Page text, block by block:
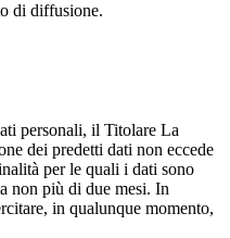
di diffusione.
personali, il Titolare La
dei predetti dati non eccede
per le quali i dati sono
non più di due mesi. In
in qualunque momento,